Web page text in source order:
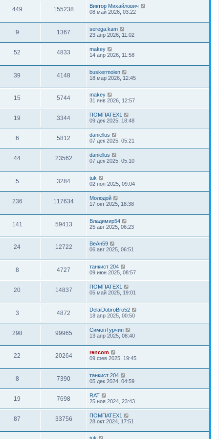
449 155238
Виктор Михайлович
08 май 2026, 03:22
9 1367
serega.kam
23 апр 2026, 11:02
52 4833
makey
14 апр 2026, 11:58
39 4148
buskermolen
18 мар 2026, 12:45
15 5744
makey
31 янв 2026, 12:57
19 3344
ПОМПАТЕХ1
09 дек 2025, 18:48
6 5812
daniellus
07 дек 2025, 05:21
44 23562
daniellus
07 дек 2025, 05:10
5 3284
tuk
02 ноя 2025, 09:04
236 117634
Молодой
17 окт 2025, 18:38
141 59413
Владимир54
25 авг 2025, 06:23
24 12722
ВеАн59
06 авг 2025, 06:51
8 4727
танкист 204
09 июн 2025, 08:57
20 14837
ПОМПАТЕХ1
05 май 2025, 19:01
3 4872
DelaiDobroBro52
18 апр 2025, 00:50
298 99965
СимонТурчин
13 апр 2025, 08:40
22 20264
rencom
09 фев 2025, 19:45
8 7390
танкист 204
05 дек 2024, 04:59
19 7698
RAT
25 ноя 2024, 23:43
87 33756
ПОМПАТЕХ1
28 окт 2024, 17:51